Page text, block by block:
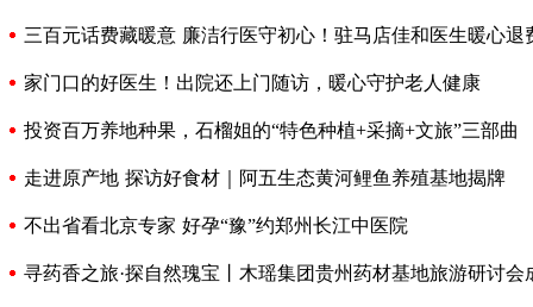
三百元话费藏暖意 廉洁行医守初心！驻马店佳和医生暖心退
家门口的好医生！出院还上门随访，暖心守护老人健康
投资百万养地种果，石榴姐的“特色种植+采摘+文旅”三部曲
走进原产地 探访好食材｜阿五生态黄河鲤鱼养殖基地揭牌
不出省看北京专家 好孕“豫”约郑州长江中医院
寻药香之旅·探自然瑰宝丨木瑶集团贵州药材基地旅游研讨会